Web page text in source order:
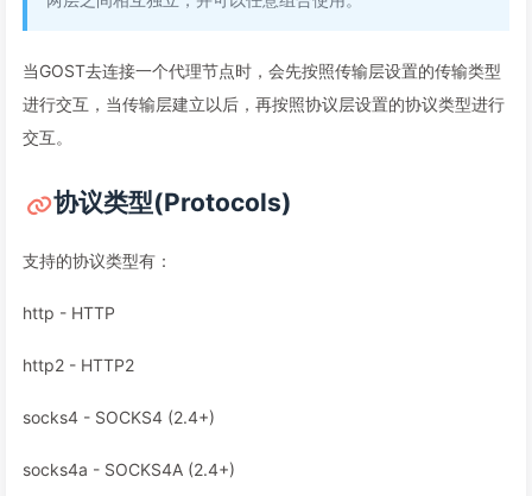
当GOST去连接一个代理节点时，会先按照传输层设置的传输类型
进行交互，当传输层建立以后，再按照协议层设置的协议类型进行
交互。
协议类型(Protocols)
支持的协议类型有：
http - HTTP
http2 - HTTP2
socks4 - SOCKS4 (2.4+)
socks4a - SOCKS4A (2.4+)